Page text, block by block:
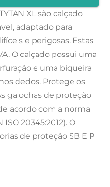
XL são calçado
adaptado para
e perigosas. Estas
O calçado possui uma
e uma biqueira
dedos. Protege os
galochas de proteção
acordo com a norma
ISO 20345:2012). O
de proteção SB E P